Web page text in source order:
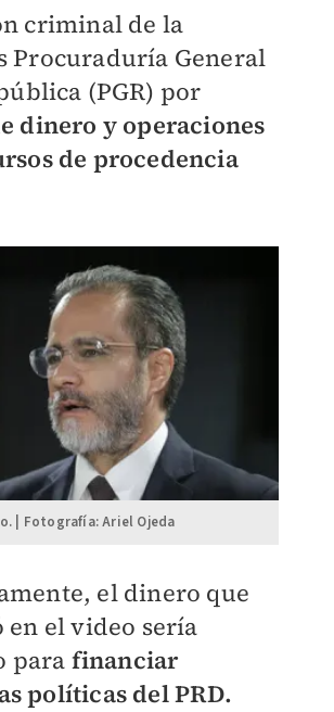
criminal de la
Procuraduría General
(PGR) por
dinero y operaciones
de procedencia
| Fotografía: Ariel Ojeda
el dinero que
en el video sería
para financiar
políticas del PRD.